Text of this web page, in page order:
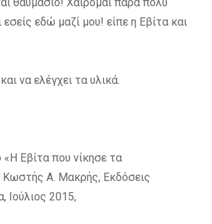
θαυμάσιο! Χαίρομαι πάρα πολύ
εδώ μαζί μου! είπε η Εβίτα και
να ελέγχει τα υλικά.
Εβίτα που νίκησε τα
Κωστής Α. Μακρής, Εκδόσεις
Ιούλιος 2015,